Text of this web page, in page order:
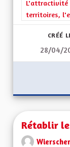
Filtrer les
L'attractivité
territoires,
CRÉÉ
28/04/
Rétablir
Wierscher